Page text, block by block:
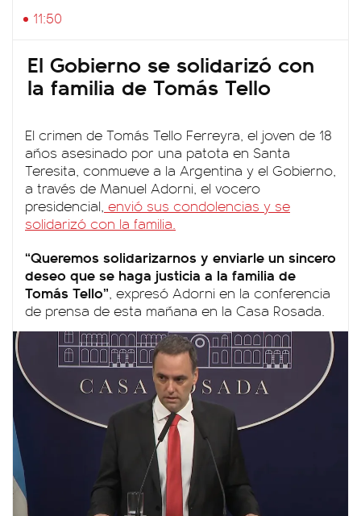
11:50
El Gobierno se solidarizó con
la familia de Tomás Tello
El crimen de Tomás Tello Ferreyra, el joven de 18
años asesinado por una patota en Santa
Teresita, conmueve a la Argentina y el Gobierno,
a través de Manuel Adorni, el vocero
presidencial, envió sus condolencias y se
solidarizó con la familia.
“Queremos solidarizarnos y enviarle un sincero
deseo que se haga justicia a la familia de
Tomás Tello”, expresó Adorni en la conferencia
de prensa de esta mañana en la Casa Rosada.